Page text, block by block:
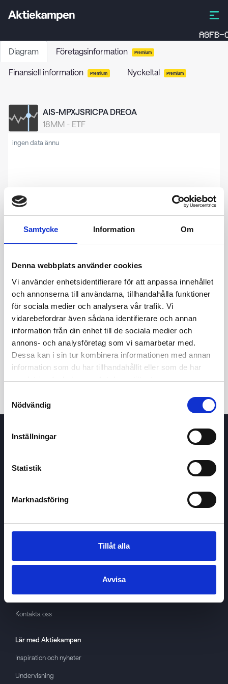
Samtycke Information Om
Denna webbplats använder cookies
Vi använder enhetsidentifierare för att anpassa innehållet
och annonserna till användarna, tillhandahålla funktioner
för sociala medier och analysera vår trafik. Vi
vidarebefordrar även sådana identifierare och annan
information från din enhet till de sociala medier och
annons- och analysföretag som vi samarbetar med.
Dessa kan i sin tur kombinera informationen med annan
information som du har tillhandahållit eller som de har
samlat in när du har använt deras tjänster.
Nödvändig
Inställningar
Statistik
Marknadsföring
Tillåt alla
Avvisa
AGFB-C
Diagram Företagsinformation Premium
Finansiell information Premium Nyckeltal Premium
AIS-MPXJSRICPA DREOA
18MM - ETF
ingen data ännu
24t 7d 1m 3m 1å 5å
Köp / Sälj
OmAktiekampen
About cookies
GDPR
Kontakta oss
Lär med Aktiekampen
Inspiration och nyheter
Undervisning